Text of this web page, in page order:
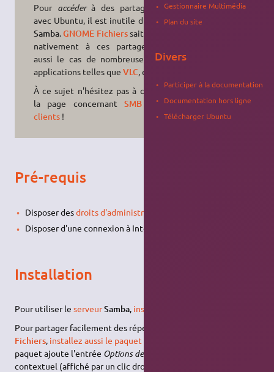
Pour accéderà des partages SMB
avec Ubuntu, il est inutile d'installer
Samba.GNOME Fichierssait accéder
nativement à ces partages, c'est
aussi le cas de nombreuses autres
applications telles que VLC, etc.
À ce sujet n'hésitez pas à consulter
la page concernant SMBet ses
clients!
Pré-requis
Disposer desdroits d'administration
Disposer d'une connexion à Internet configurée et activée.
Installation
Pour utiliser leserveurSamba, installez le paquet
Pour partager facilement des répertoires depuis
Fichiers, installez aussi le paquet
paquet ajoute l'entrée Options de partage
contextuel (affiché par un clic droit) des répertoires.
Gestionnaire Multimédia
Plan du site
Divers
Participer à la documentation
Documentation hors ligne
Télécharger Ubuntu